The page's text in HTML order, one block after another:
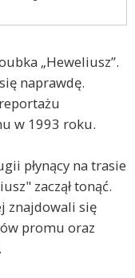
„Heweliusz”.
naprawdę.
w 1993 roku.
płynący na trasie
zaczął tonąć.
znajdowali się
promu oraz